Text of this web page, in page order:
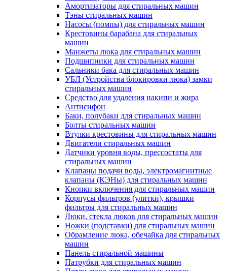
Амортизаторы для стиральных машин
Тэны стиральных машин
Насосы (помпы) для стиральных машин
Крестовины барабана для стиральных
машин
Манжеты люка для стиральных машин
Подшипники для стиральных машин
Сальники бака для стиральных машин
УБЛ (Устройства блокировки люка) замки
стиральных машин
Средство для удаления накипи и жира
Антисифон
Баки, полубаки для стиральных машин
Болты стиральных машин
Втулки крестовины для стиральных машин
Двигатели стиральных машин
Датчики уровня воды, прессостаты для
стиральных машин
Клапаны подачи воды, электромагнитные
клапаны (КЭНы) для стиральных машин
Кнопки включения для стиральных машин
Корпусы фильтров (улитки), крышки
фильтры для стиральных машин
Люки, стекла люков для стиральных машин
Ножки (подставки) для стиральных машин
Обрамление люка, обечайка для стиральных
машин
Панель стиральной машины
Патрубки для стиральных машин